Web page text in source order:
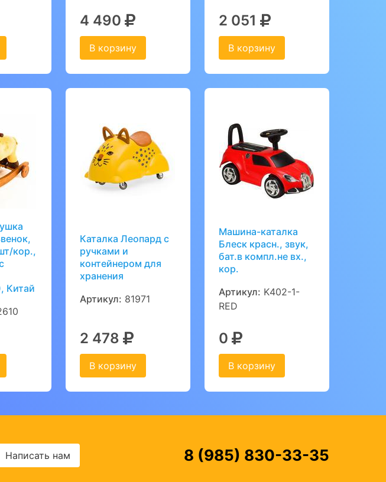
4 490
В корзину
2 051
В корзину
кор.,
Китай
Каталка Леопард с
ручками и
контейнером для
хранения
Артикул: 81971
2 478
В корзину
Машина-каталка
Блеск красн., звук,
бат.в компл.не вх.,
кор.
Артикул: K402-1-
RED
0
В корзину
Написать нам 8 (985) 830-33-35